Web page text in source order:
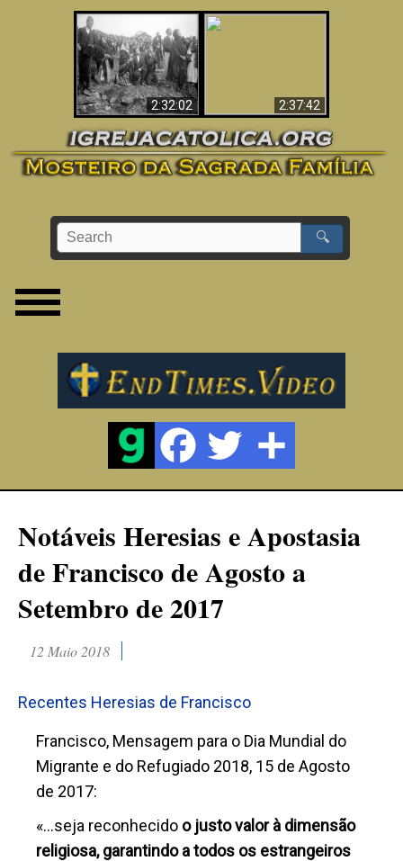
2:32:02
O Terceiro Segredo
de Fátima
2:37:42
🔍
Notáveis Heresias e Apostasia
de Francisco de Agosto a
Setembro de 2017
12 Maio 2018
Recentes Heresias de Francisco
Francisco, Mensagem para o Dia Mundial do
Migrante e do Refugiado 2018, 15 de Agosto
de 2017:
«…seja reconhecido o justo valor à dimensão
religiosa, garantindo a todos os estrangeiros